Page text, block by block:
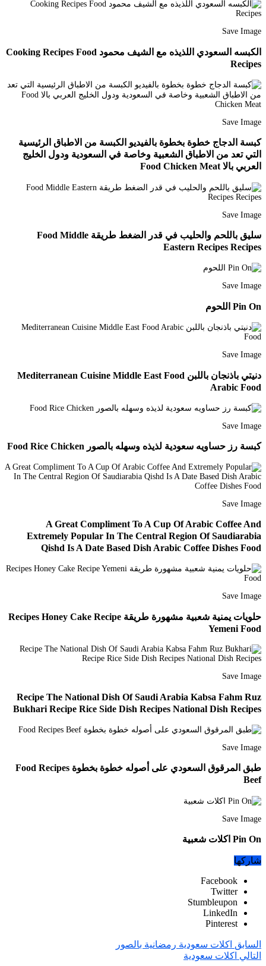
Save Image
الكبسه السعودي اللذيذه مع الشيف محمود Cooking Recipes Food
Recipes
Save Image
كبسة الدجاج خطوة بخطوة بالفيديو الكبسة من الاطباق الرئيسية
التي تعد من الاطباق الشعبية وخاصة في السعودية ودول الخليج
العربي بالا Food Chicken Meat
Save Image
سليق باللحم والحليب في قدر الضغط طريقة Food Middle
Eastern Recipes Recipes
Save Image
Pin On اللحوم
Save Image
دنيتي باذنجان باللبن Mediterranean Cuisine Middle East Food
Arabic Food
Save Image
كبسة رز حساويه سعودية لذيذه وسهله بالصور Food Rice Chicken
Save Image
A Great Compliment To A Cup Of Arabic Coffee And
Extremely Popular In The Central Region Of Saudiarabia
Qishd Is A Date Based Dish Arabic Coffee Dishes Food
Save Image
حلويات يمنية شعبية مشهورة طريقة Recipes Honey Cake Recipe
Yemeni Food
Save Image
Recipe The National Dish Of Saudi Arabia Kabsa Fahm Ruz
Bukhari Recipe Rice Side Dish Recipes National Dish Recipes
Save Image
طبق المرقوق السعودي على أصوله خطوة بخطوة Food Recipes
Beef
Save Image
Pin On اكلات شعبية
شاركها
Facebook
Twitter
Stumbleupon
LinkedIn
Pinterest
السابق اكلات سعودية رمضانية بالصور
التالي اكلات سعودية